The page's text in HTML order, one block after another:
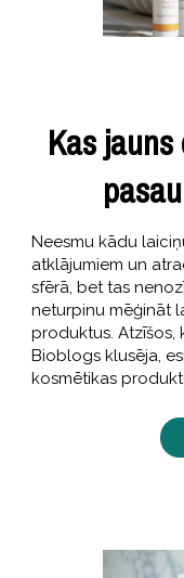
Kas
Neesmu kādu
atklājumiem un
sfērā, bet tas
neturpinu mēģināt
produktus.
Bioblogs klusēja,
kosmētikas